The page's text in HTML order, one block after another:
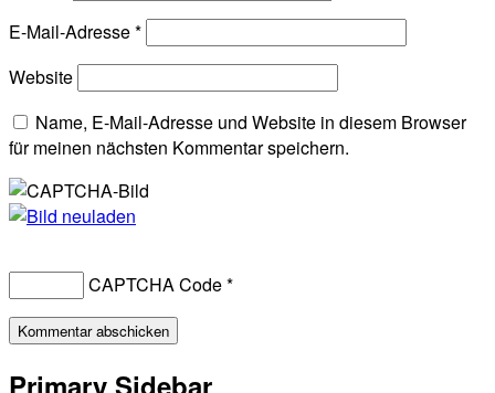
E-Mail-Adresse*
Website
Name, E-Mail-Adresse und Website in diesem Browser
für meinen nächsten Kommentar speichern.
CAPTCHA Code*
Primary Sidebar